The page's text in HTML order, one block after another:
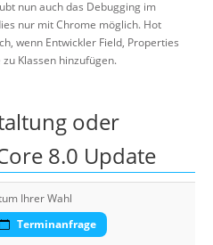
nun auch das Debugging im
nur mit Chrome möglich. Hot
wenn Entwickler Field, Properties
Klassen hinzufügen.
oder
8.0 Update
Ihrer Wahl
Terminanfrage